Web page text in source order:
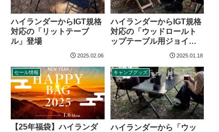
ハイランダーからIGT規格
対応の「リットテーブ
ル」登場
2025.02.06
ハイランダーからIGT規格
対応の「ウッドロールト
ップテーブル用ジョイン
トサイドテーブル」登場
2025.01.18
セール情報
【25年福袋】ハイランダ
キャンプグッズ
ハイランダーから「ウッ